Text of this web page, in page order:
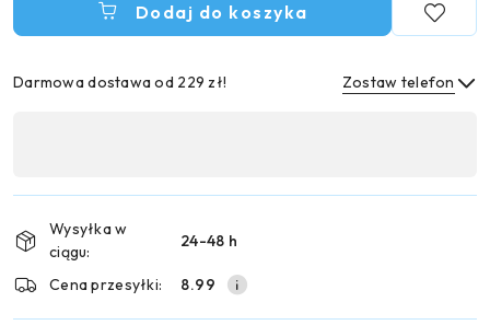
Dodaj do koszyka
Darmowa dostawa od 229 zł! Zostaw telefon
płatność
dostawa
Wysyłka w
ciągu:
24-48 h
Cena przesyłki: 8.99